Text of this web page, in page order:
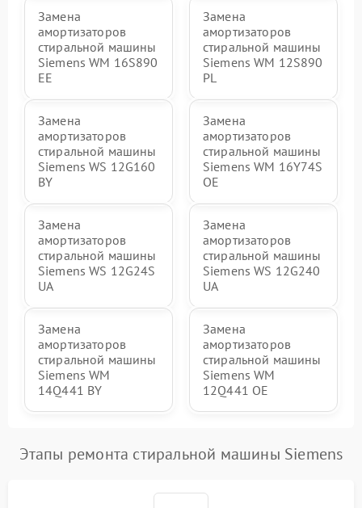
Замена
амортизаторов
стиральной машины
Siemens WM 16S890
EE
Замена
амортизаторов
стиральной машины
Siemens WM 12S890
PL
Замена
амортизаторов
стиральной машины
Siemens WS 12G160
BY
Замена
амортизаторов
стиральной машины
Siemens WM 16Y74S
OE
Замена
амортизаторов
стиральной машины
Siemens WS 12G24S
UA
Замена
амортизаторов
стиральной машины
Siemens WS 12G240
UA
Замена
амортизаторов
стиральной машины
Siemens WM
14Q441 BY
Замена
амортизаторов
стиральной машины
Siemens WM
12Q441 OE
Этапы ремонта стиральной машины Siemens